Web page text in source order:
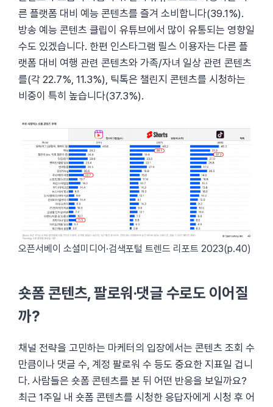
른 플랫폼 대비 예능 콘텐츠를 즐겨 소비합니다(39.1%).
방송 예능 콘텐츠 클립이 유튜브에서 많이 유통되는 영향일
수도 있겠습니다. 한편 인스타그램 릴스 이용자는 다른 플
랫폼 대비 여행 관련 콘텐츠와 가족/자녀 일상 관련 콘텐츠
를(각 22.7%, 11.3%), 틱톡은 챌린지 콘텐츠를 시청하는
비중이 특히 높습니다(37.3%).
오픈서베이 소셜미디어·검색포털 트렌드 리포트 2023(p.40)
숏폼 콘텐츠, 팔로워·댓글 수로도 이어질
까?
채널 전략을 고민하는 마케터의 입장에서는 콘텐츠 조회 수
만큼이나 댓글 수, 계정 팔로워 수 등도 중요한 지표일 겁니
다. 사람들은 숏폼 콘텐츠를 본 뒤 어떤 반응을 보일까요?
최근 1주일 내 숏폼 콘텐츠를 시청한 응답자에게 시청 후 어